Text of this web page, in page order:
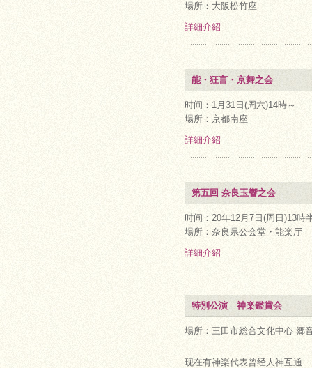
場所：大阪松竹座
詳細介紹
能・狂言・京舞之会
时间：1月31日(周六)14時～
場所：京都南座
詳細介紹
第五回 奈良玉響之会
时间：20年12月7日(周日)13時
場所：奈良県公会堂・能楽厅
詳細介紹
特別公演 神楽鑑賞会
場所：三田市総合文化中心 郷
现在有神楽代表曾经人神互通